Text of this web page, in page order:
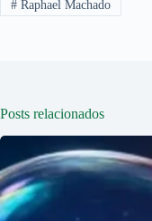
#Raphael Machado
Posts relacionados